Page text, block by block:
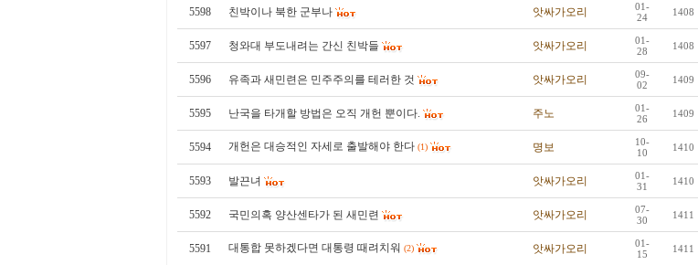
5598 친박이나 북한 군부나 앗싸가오리
01-
24
1408
5597 청와대 부도내려는 간신 친박들 앗싸가오리
01-
28
1408
5596 유족과 새민련은 민주주의를 테러한 것 앗싸가오리
09-
02
1409
5595 난국을 타개할 방법은 오직 개헌 뿐이다. 주노
01-
26
1409
5594 개헌은 대승적인 자세로 출발해야 한다 (1) 명보
10-
10
1410
5593 발끈녀 앗싸가오리
01-
31
1410
5592 국민의혹 양산센타가 된 새민련 앗싸가오리
07-
30
1411
5591 대통합 못하겠다면 대통령 때려치워 (2) 앗싸가오리
01-
15
1411